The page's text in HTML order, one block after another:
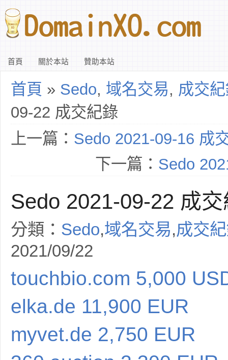
首頁 關於本站 贊助本站
首頁 » Sedo, 域名交易, 成交
09-22 成交紀錄
上一篇： Sedo 2021-09-16 成
下一篇： Sedo
Sedo 2021-09-22 成
分類： Sedo,域名交易,成交
2021/09/22
touchbio.com 5,000
elka.de 11,900 EUR
myvet.de 2,750 EUR